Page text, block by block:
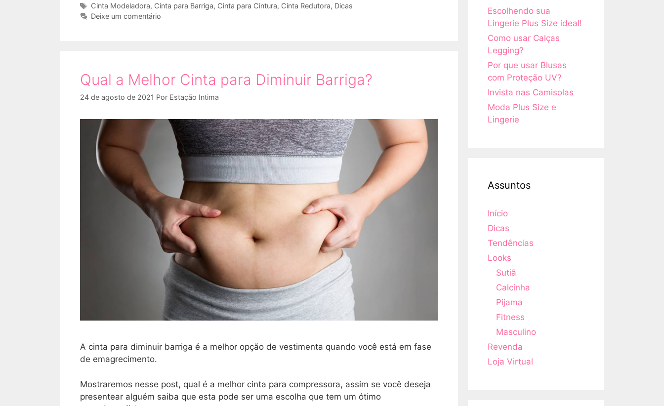
Tags
Cinta Modeladora, Cinta para Barriga, Cinta para Cintura, Cinta Redutora, Dicas
Deixe um comentário
Qual a Melhor Cinta para Diminuir Barriga?
24 de agosto de 2021 Por Estação Intima
A cinta para diminuir barriga é a melhor opção de vestimenta quando você está em fase
de emagrecimento.
Mostraremos nesse post, qual é a melhor cinta para compressora, assim se você deseja
presentear alguém saiba que esta pode ser uma escolha que tem um ótimo
Escolhendo sua
Lingerie Plus Size ideal!
Como usar Calças
Legging?
Por que usar Blusas
com Proteção UV?
Invista nas Camisolas
Moda Plus Size e
Lingerie
Assuntos
Início
Dicas
Tendências
Looks
Sutiã
Calcinha
Pijama
Fitness
Masculino
Revenda
Loja Virtual